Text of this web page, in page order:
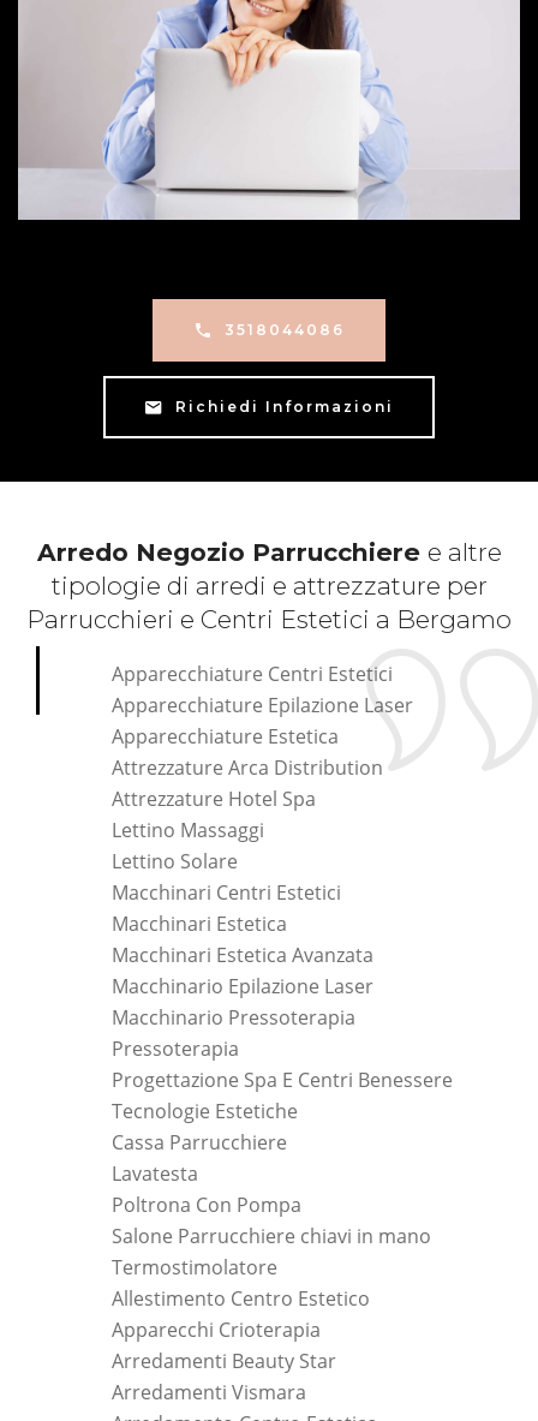
3518044086
Richiedi Informazioni
Arredo Negozio Parrucchiere e altre
tipologie di arredi e attrezzature per
Parrucchieri e Centri Estetici a Bergamo
Apparecchiature Centri Estetici
Apparecchiature Epilazione Laser
Apparecchiature Estetica
Attrezzature Arca Distribution
Attrezzature Hotel Spa
Lettino Massaggi
Lettino Solare
Macchinari Centri Estetici
Macchinari Estetica
Macchinari Estetica Avanzata
Macchinario Epilazione Laser
Macchinario Pressoterapia
Pressoterapia
Progettazione Spa E Centri Benessere
Tecnologie Estetiche
Cassa Parrucchiere
Lavatesta
Poltrona Con Pompa
Salone Parrucchiere chiavi in mano
Termostimolatore
Allestimento Centro Estetico
Apparecchi Crioterapia
Arredamenti Beauty Star
Arredamenti Vismara